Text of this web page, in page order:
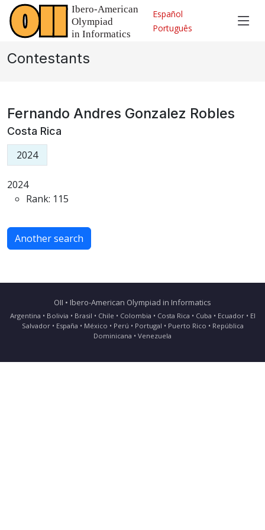
Español
Português
Contestants
Fernando Andres Gonzalez Robles
Costa Rica
2024
2024
Rank: 115
Another search
OII • Ibero-American Olympiad in Informatics
Argentina • Bolivia • Brasil • Chile • Colombia • Costa Rica • Cuba • Ecuador • El
Salvador • España • México • Perú • Portugal • Puerto Rico • República
Dominicana • Venezuela